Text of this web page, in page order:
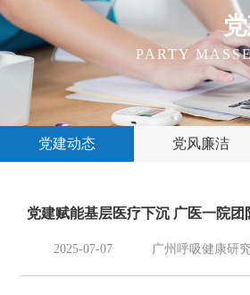
PARTY
党建动态 党风廉洁
党建赋能基层医疗下沉 广医一院
2025-07-07 广州呼吸健康研